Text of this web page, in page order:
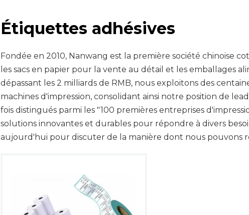
Étiquettes adhésives
Fondée en 2010, Nanwang est la première société chinoise
les sacs en papier pour la vente au détail et les emballages
dépassant les 2 milliards de RMB, nous exploitons des
machines d'impression, consolidant ainsi notre position de
fois distingués parmi les "100 premières entreprises
solutions innovantes et durables pour répondre à divers
aujourd'hui pour discuter de la manière dont nous pouvons